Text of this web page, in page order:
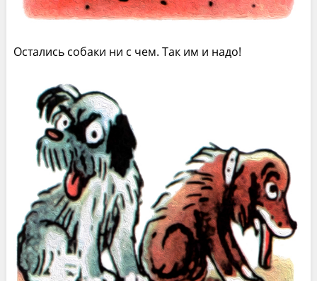
Остались собаки ни с чем. Так им и надо!